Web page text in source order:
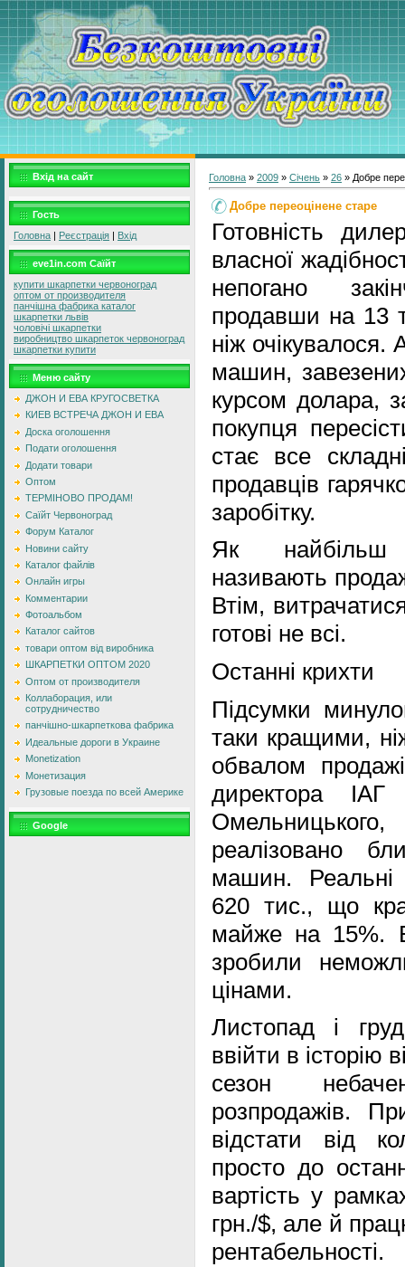
Вхід на сайт
Гость
Головна | Реєстрація | Вхід
eve1in.com Саїйт
купити шкарпетки червоноград
оптом от производителя
панчішна фабрика каталог
шкарпетки львів
чоловічі шкарпетки
виробництво шкарпеток червоноград
шкарпетки купити
Меню сайту
ДЖОН И ЕВА КРУГОСВЕТКА
КИЕВ ВСТРЕЧА ДЖОН И ЕВА
Доска оголошення
Подати оголошення
Додати товари
Оптом
ТЕРМІНОВО ПРОДАМ!
Саїйт Червоноград
Форум Каталог
Новини сайту
Каталог файлів
Онлайн игры
Комментарии
Фотоальбом
Каталог сайтов
товари оптом від виробника
ШКАРПЕТКИ ОПТОМ 2020
Оптом от производителя
Коллаборация, или
сотрудничество
панчішно-шкарпеткова фабрика
Идеальные дороги в Украине
Monetization
Монетизация
Грузовые поезда по всей Америке
Google
Головна » 2009 » Січень » 26 » Добре
Добре переоцінене старе
Готовність
власної
непогано
продавши на 13
ніж очікувалося.
машин,
курсом долара,
покупця
стає все
продавців
заробітку.
Як найбільш
називають
Втім,
готові не всі.
Останні крихти
Підсумки
таки кращими,
обвалом
директора ІАГ
реалізовано
машин.
620 тис., що
майже на 15%.
зробили
цінами.
Листопад і
ввійти в історію
сезон
розпродажів.
відстати від
просто до
вартість у
грн./$, але й
рентабельності.